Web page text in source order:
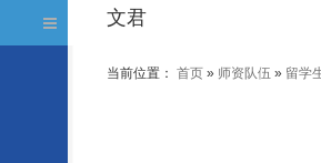
文君
当前位置： 首页 » 师资队伍 » 留学